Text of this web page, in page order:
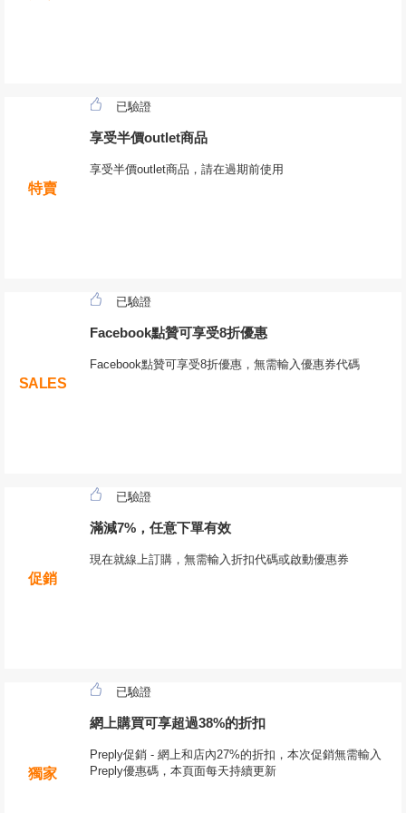
特賣
已驗證
享受半價outlet商品
享受半價outlet商品，請在過期前使用
SALES
已驗證
Facebook點贊可享受8折優惠
Facebook點贊可享受8折優惠，無需輸入優惠券代碼
促銷
已驗證
滿減7%，任意下單有效
現在就線上訂購，無需輸入折扣代碼或啟動優惠券
獨家
已驗證
網上購買可享超過38%的折扣
Preply促銷 - 網上和店內27%的折扣，本次促銷無需輸入
Preply優惠碼，本頁面每天持續更新